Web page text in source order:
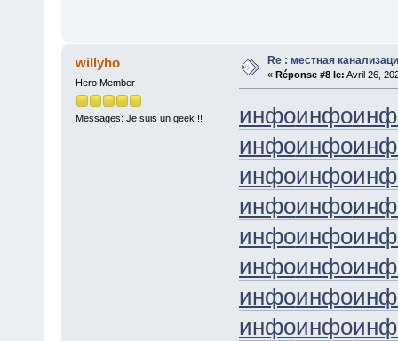
willyho
Hero Member
Messages: Je suis un geek !!
Re : местная
« Réponse #8 le: Avril 26,
инфоинфо
инфоинфо
инфоинфо
инфоинфо
инфоинфо
инфоинфо
инфоинфо
инфоинфо